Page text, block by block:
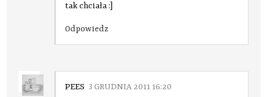
tak chciała :]
Odpowiedz
PEES 3 GRUDNIA 2011 16:20